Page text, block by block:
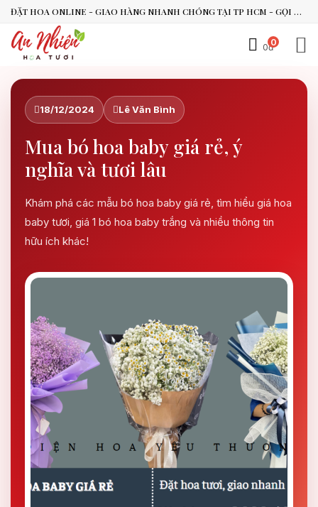
ĐẶT HOA ONLINE - GIAO HÀNG NHANH CHÓNG TẠI TP HCM - GỌI NGAY 0938.494.119 HOẶC 0899.492.909
0
0đ
18/12/2024 Lê Văn Bình
Mua bó hoa baby giá rẻ, ý
nghĩa và tươi lâu
Khám phá các mẫu bó hoa baby giá rẻ, tìm hiểu giá hoa
baby tươi, giá 1 bó hoa baby trắng và nhiều thông tin
hữu ích khác!
Vừa xong
Bạn có thể để lại yêu cầu, mình sẽ phản hồi sớm.